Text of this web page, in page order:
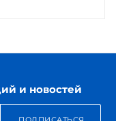
и новостей